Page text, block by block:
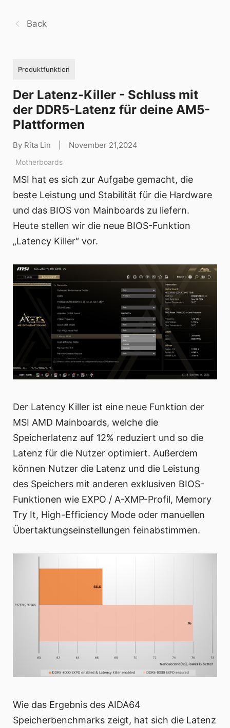
Back
Produktfunktion
Der Latenz-Killer - Schluss mit
der DDR5-Latenz für deine AM5-
Plattformen
By Rita Lin November 21,2024
Motherboards
MSI hat es sich zur Aufgabe gemacht, die
beste Leistung und Stabilität für die Hardware
und das BIOS von Mainboards zu liefern.
Heute stellen wir die neue BIOS-Funktion
„Latency Killer“ vor.
Der Latency Killer ist eine neue Funktion der
MSI AMD Mainboards, welche die
Speicherlatenz auf 12% reduziert und so die
Latenz für die Nutzer optimiert. Außerdem
können Nutzer die Latenz und die Leistung
des Speichers mit anderen exklusiven BIOS-
Funktionen wie EXPO / A-XMP-Profil, Memory
Try It, High-Efficiency Mode oder manuellen
Übertaktungseinstellungen feinabstimmen.
Wie das Ergebnis des AIDA64
Speicherbenchmarks zeigt, hat sich die Latenz